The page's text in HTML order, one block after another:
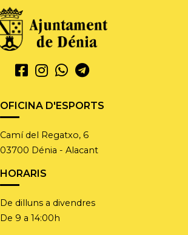
OFICINA D'ESPORTS
Camí del Regatxo, 6
03700 Dénia - Alacant
HORARIS
De dilluns a divendres
De 9 a 14:00h